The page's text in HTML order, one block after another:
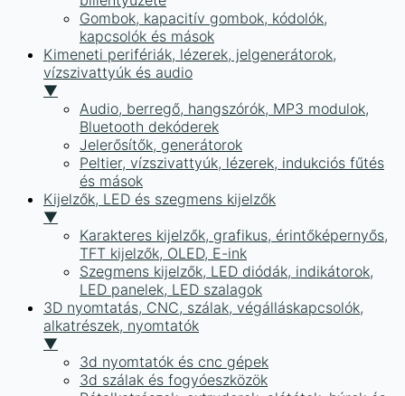
Gombok, kapacitív gombok, kódolók,
kapcsolók és mások
Kimeneti perifériák, lézerek, jelgenerátorok,
vízszivattyúk és audio
▼
Audio, berregő, hangszórók, MP3 modulok,
Bluetooth dekóderek
Jelerősítők, generátorok
Peltier, vízszivattyúk, lézerek, indukciós fűtés
és mások
Kijelzők, LED és szegmens kijelzők
▼
Karakteres kijelzők, grafikus, érintőképernyős,
TFT kijelzők, OLED, E-ink
Szegmens kijelzők, LED diódák, indikátorok,
LED panelek, LED szalagok
3D nyomtatás, CNC, szálak, végálláskapcsolók,
alkatrészek, nyomtatók
▼
3d nyomtatók és cnc gépek
3d szálak és fogyóeszközök